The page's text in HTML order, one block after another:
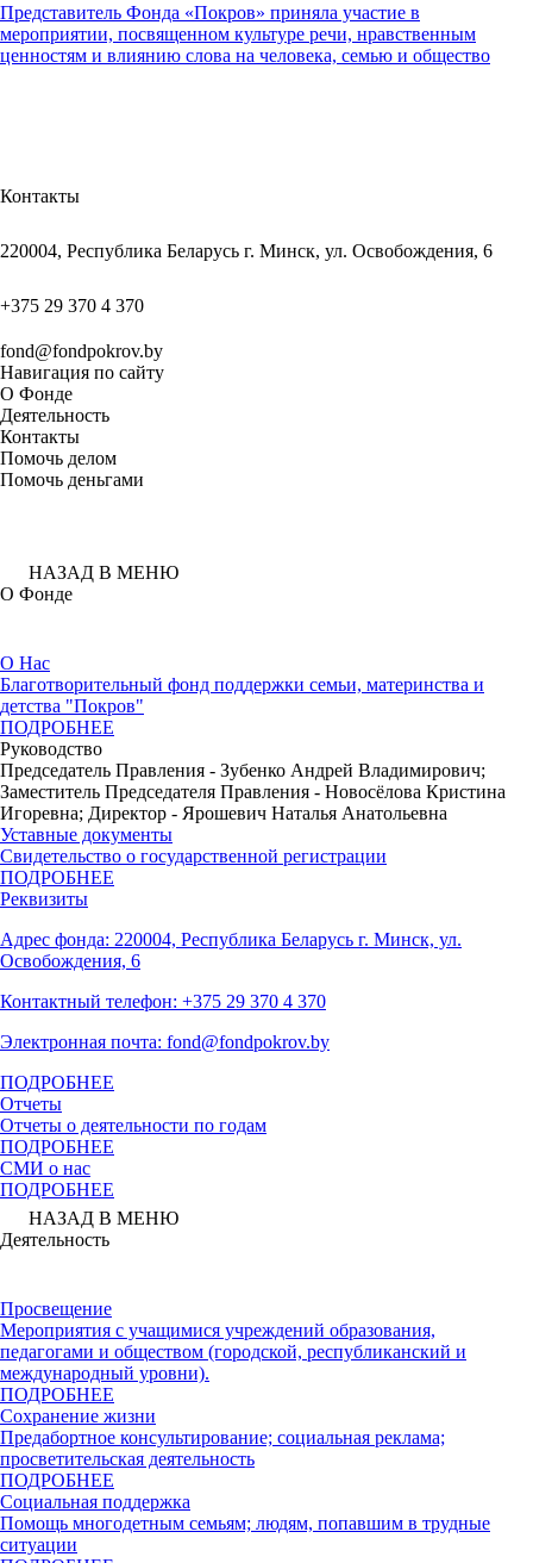
Представитель Фонда «Покров» приняла участие в
мероприятии, посвященном культуре речи, нравственным
ценностям и влиянию слова на человека, семью и общество
Контакты
220004, Республика Беларусь г. Минск, ул. Освобождения, 6
+375 29 370 4 370
fond@fondpokrov.by
Навигация по сайту
О Фонде
Деятельность
Контакты
Помочь делом
Помочь деньгами
НАЗАД В МЕНЮ
О Фонде
О Нас
Благотворительный фонд поддержки семьи, материнства и
детства "Покров"
ПОДРОБНЕЕ
Руководство
Председатель Правления - Зубенко Андрей Владимирович;
Заместитель Председателя Правления - Новосёлова Кристина
Игоревна; Директор - Ярошевич Наталья Анатольевна
Уставные документы
Свидетельство о государственной регистрации
ПОДРОБНЕЕ
Реквизиты
Адрес фонда: 220004, Республика Беларусь г. Минск, ул.
Освобождения, 6
Контактный телефон: +375 29 370 4 370
Электронная почта: fond@fondpokrov.by
ПОДРОБНЕЕ
Отчеты
Отчеты о деятельности по годам
ПОДРОБНЕЕ
СМИ о нас
ПОДРОБНЕЕ
НАЗАД В МЕНЮ
Деятельность
Просвещение
Мероприятия с учащимися учреждений образования,
педагогами и обществом (городской, республиканский и
международный уровни).
ПОДРОБНЕЕ
Сохранение жизни
Предабортное консультирование; социальная реклама;
просветительская деятельность
ПОДРОБНЕЕ
Социальная поддержка
Помощь многодетным семьям; людям, попавшим в трудные
ситуации